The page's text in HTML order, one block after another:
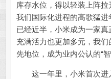
库存水位，得以轻装上阵
我们国际化进程的高歌猛
已经近半，小米成为一家
充满活力也更加多元，我
先地位，成为业内公认的“智
这一年里，小米首次进